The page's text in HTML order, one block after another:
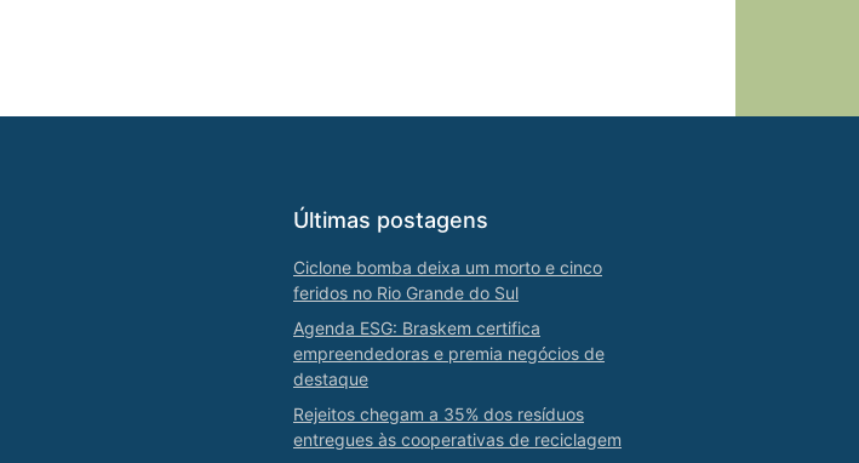
Últimas postagens
Ciclone bomba deixa um morto e cinco
feridos no Rio Grande do Sul
Agenda ESG: Braskem certifica
empreendedoras e premia negócios de
destaque
Rejeitos chegam a 35% dos resíduos
entregues às cooperativas de reciclagem